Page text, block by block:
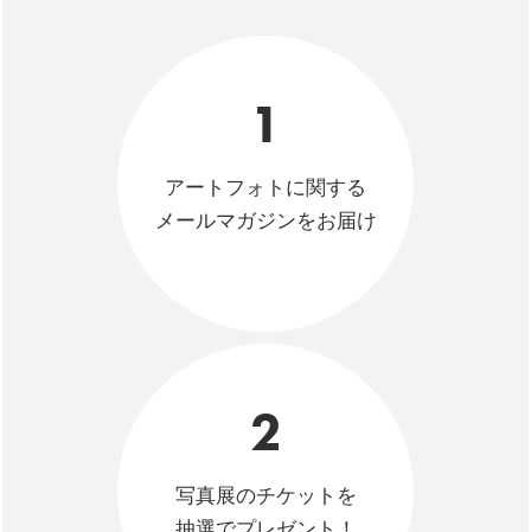
1
アートフォトに関する
メールマガジンをお届け
2
写真展のチケットを